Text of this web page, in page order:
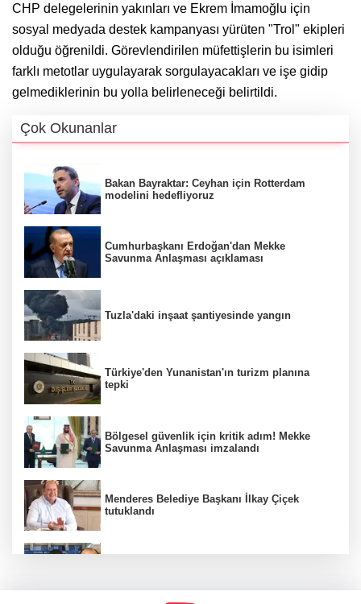
CHP delegelerinin yakınları ve Ekrem İmamoğlu için
sosyal medyada destek kampanyası yürüten "Trol" ekipleri
olduğu öğrenildi. Görevlendirilen müfettişlerin bu isimleri
farklı metotlar uygulayarak sorgulayacakları ve işe gidip
gelmediklerinin bu yolla belirleneceği belirtildi.
Çok Okunanlar
Bakan Bayraktar: Ceyhan için Rotterdam
modelini hedefliyoruz
Cumhurbaşkanı Erdoğan'dan Mekke
Savunma Anlaşması açıklaması
Tuzla'daki inşaat şantiyesinde yangın
Türkiye'den Yunanistan'ın turizm planına
tepki
Bölgesel güvenlik için kritik adım! Mekke
Savunma Anlaşması imzalandı
Menderes Belediye Başkanı İlkay Çiçek
tutuklandı